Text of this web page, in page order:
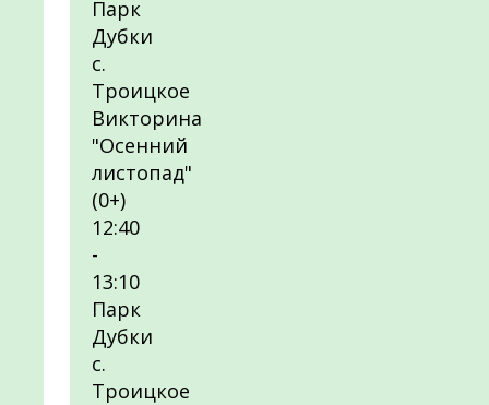
Парк
Дубки
с.
Троицкое
Викторина
"Осенний
листопад"
(0+)
12:40
-
13:10
Парк
Дубки
с.
Троицкое